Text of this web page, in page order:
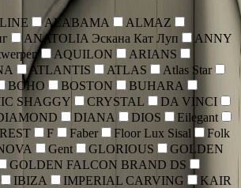
ALABAMA
ALMAZ
ANATOLIA Эскана Кат Луп
ANNY
AQUILON
ARIANS
ATLANTIS ATLAS
Atlas Star
BOHO BOSTON
BUHARA
SHAGGY CRYSTAL
DA VINCI
DIANA DIOS
Eilegant
F Faber Floor Lux Sisal
Folk
Gent GLORIOUS
GOLDEN
GOLDEN FALCON BRAND DS
IBIZA IMPERIAL CARVING
KAIR